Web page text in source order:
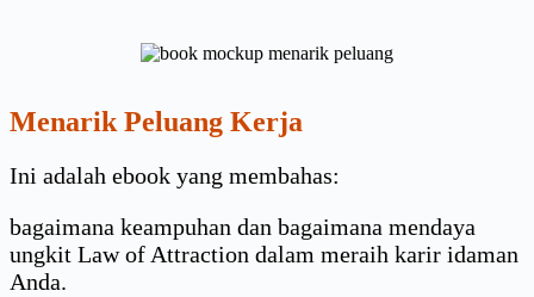
Menarik Peluang Kerja
Ini adalah ebook yang membahas:
bagaimana keampuhan dan bagaimana mendaya
ungkit Law of Attraction dalam meraih karir idaman
Anda.